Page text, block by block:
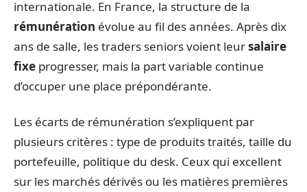
internationale. En France, la structure de la
rémunération évolue au fil des années. Après dix
ans de salle, les traders seniors voient leursalaire
fixe progresser, mais la part variable continue
d’occuper une place prépondérante.
Les écarts de rémunération s’expliquent par
plusieurs critères : type de produits traités, taille du
portefeuille, politique du desk. Ceux qui excellent
sur les marchés dérivés ou les matières premières